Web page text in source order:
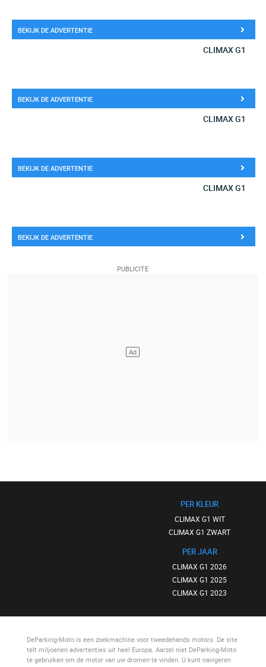
BEKIJK DE ADVERTENTIE
CLIMAX G1
BEKIJK DE ADVERTENTIE
CLIMAX G1
BEKIJK DE ADVERTENTIE
CLIMAX G1
BEKIJK DE ADVERTENTIE
PER KLEUR
CLIMAX G1 WIT
CLIMAX G1 ZWART
PER JAAR
CLIMAX G1 2026
CLIMAX G1 2025
CLIMAX G1 2023
DeParking-Motois een zoekmachine voor tweedehands motors. De site
telt miljoenen advertenties uit heel Europa. Aarzel niet DeParking-Moto
te gebruiken om de motor van uw dromen te vinden. U kunt navigeren